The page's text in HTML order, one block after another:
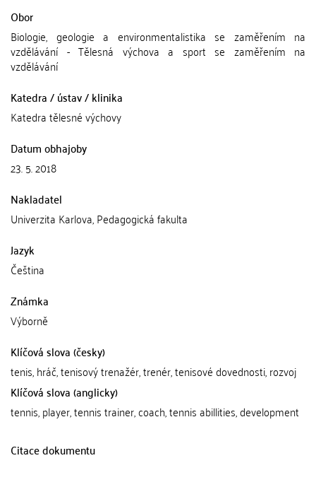
Obor
Biologie, geologie a environmentalistika se zaměřením na
vzdělávání - Tělesná výchova a sport se zaměřením na
vzdělávání
Katedra / ústav / klinika
Katedra tělesné výchovy
Datum obhajoby
23. 5. 2018
Nakladatel
Univerzita Karlova, Pedagogická fakulta
Jazyk
Čeština
Známka
Výborně
Klíčová slova (česky)
tenis, hráč, tenisový trenažér, trenér, tenisové dovednosti, rozvoj
Klíčová slova (anglicky)
tennis, player, tennis trainer, coach, tennis abillities, development
Citace dokumentu